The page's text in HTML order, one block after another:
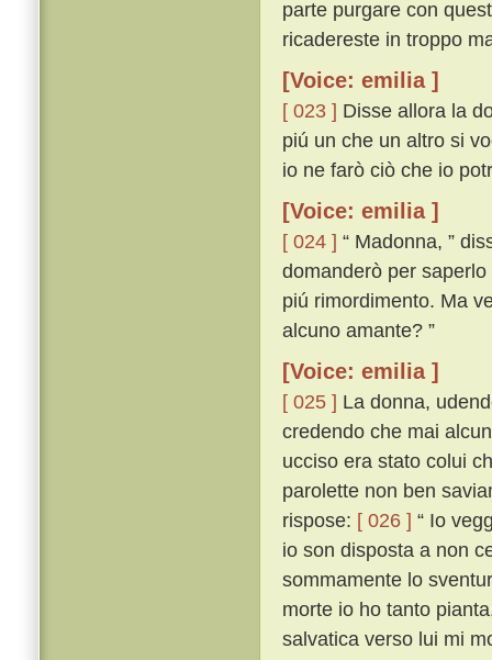
parte purgare con
ricadereste in troppo
[Voice: emilia ]
[ 023 ] Disse allora la
piú un che un altro si
io ne farò ciò che io
[Voice: emilia ]
[ 024 ] “ Madonna, ”
domanderò per
piú rimordimento. Ma
alcuno amante? ”
[Voice: emilia ]
[ 025 ] La donna,
credendo che mai
ucciso era stato colui
parolette non ben
rispose: [ 026 ] “ Io
io son disposta a non
sommamente lo
morte io ho tanto
salvatica verso lui mi